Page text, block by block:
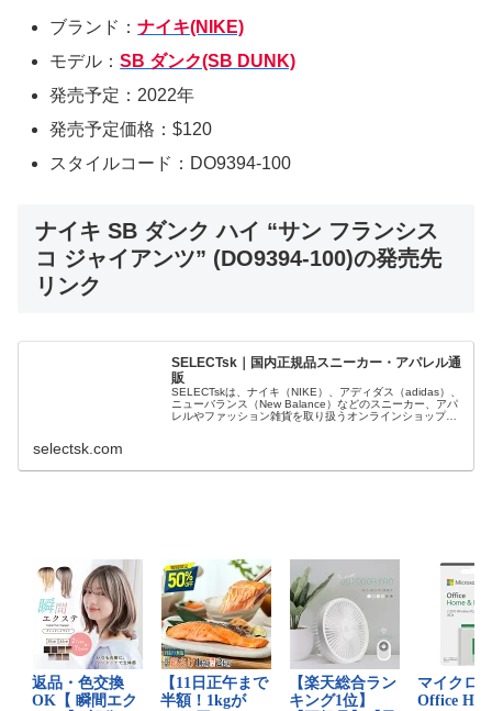
ブランド：ナイキ(NIKE)
モデル：SB ダンク(SB DUNK)
発売予定：2022年
発売予定価格：$120
スタイルコード：DO9394-100
ナイキ SB ダンク ハイ “サン フランシス
コ ジャイアンツ” (DO9394-100)の発売先
リンク
SELECTsk｜国内正規品スニーカー・アパレル通
販
SELECTskは、ナイキ（NIKE）、アディダス（adidas）、
ニューバランス（New Balance）などのスニーカー、アパ
レルやファッション雑貨を取り扱うオンラインショップで
selectsk.com